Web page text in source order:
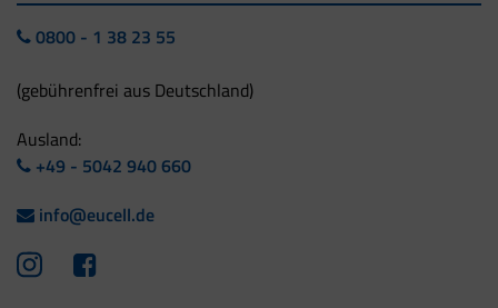
0800 - 1 38 23 55
(gebührenfrei aus Deutschland)
Ausland:
+49 - 5042 940 660
info@eucell.de